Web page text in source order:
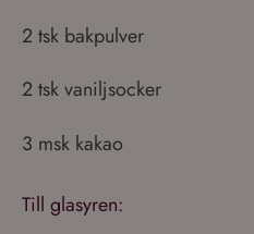
2 tsk bakpulver
2 tsk vaniljsocker
3 msk kakao
Till glasyren: